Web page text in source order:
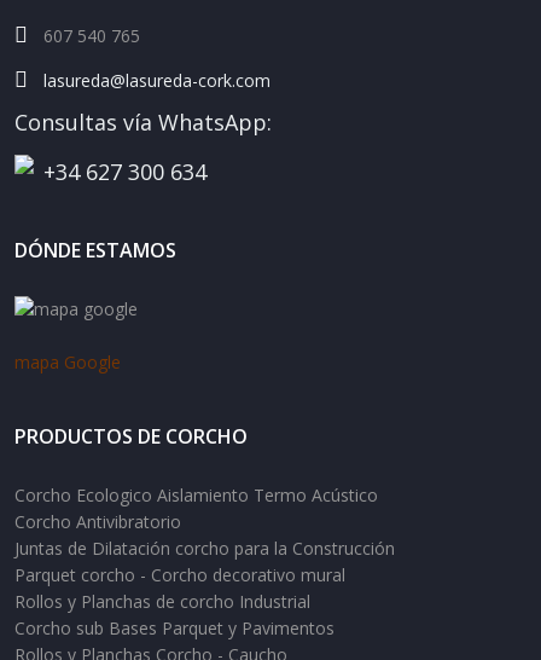
607 540 765
lasureda@lasureda-cork.com
Consultas vía WhatsApp:
+34 627 300 634
DÓNDE ESTAMOS
mapa Google
PRODUCTOS DE CORCHO
Corcho Ecologico Aislamiento Termo Acústico
Corcho Antivibratorio
Juntas de Dilatación corcho para la Construcción
Parquet corcho - Corcho decorativo mural
Rollos y Planchas de corcho Industrial
Corcho sub Bases Parquet y Pavimentos
Rollos y Planchas Corcho - Caucho